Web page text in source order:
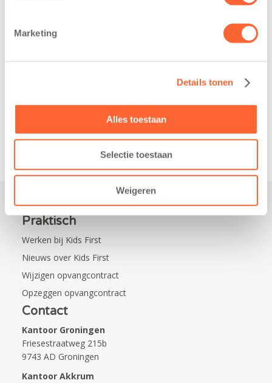
Marketing
Details tonen
Alles toestaan
Selectie toestaan
Weigeren
voor de Kids First
kregen een…
realisatie van een
de wijk Wiarda in
Leeuwarden Zuid.
Na…
Praktisch
Werken bij Kids First
Nieuws over Kids First
Wijzigen opvangcontract
Opzeggen opvangcontract
Contact
Kantoor Groningen
Friesestraatweg 215b
9743 AD Groningen
Kantoor Akkrum